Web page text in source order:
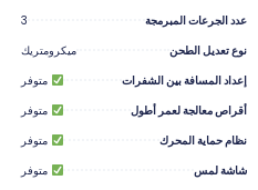
عدد الجرعات المبرمجة
3
نوع تعديل الطحن
ميكرومتريك
إعداد المسافة بين الشفرات
متوفر
أقراص معالجة لعمر أطول
متوفر
نظام حماية المحرك
متوفر
شاشة لمس
متوفر